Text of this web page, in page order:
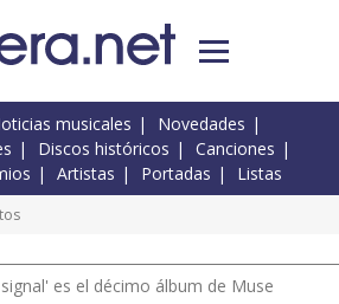
musicales
Novedades
Discos históricos
Canciones
Artistas Portadas Listas
es el décimo álbum de Muse